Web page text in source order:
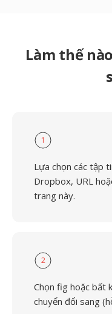
Làm thế
1
Lựa chọn các tập
Dropbox, URL
trang này.
2
Chọn fig hoặc bất
chuyển đổi sang